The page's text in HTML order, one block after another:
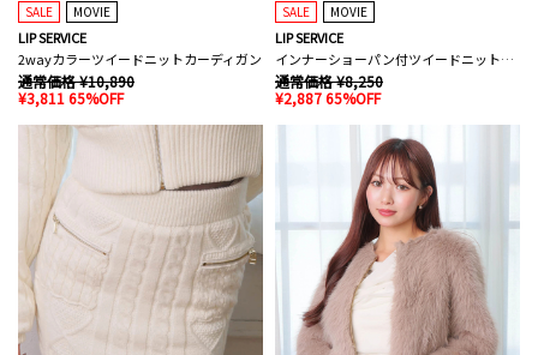
SALE MOVIE
LIP SERVICE
2wayカラーツイードニットカーディガン
通常価格 ¥10,890
¥3,811 65%OFF
SALE MOVIE
LIP SERVICE
インナーショーパン付ツイードニットフレアスカート
通常価格 ¥8,250
¥2,887 65%OFF